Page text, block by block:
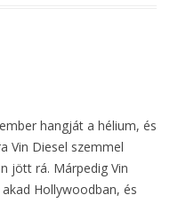
hangját a hélium, és
Vin Diesel szemmel
jött rá. Márpedig Vin
Hollywoodban, és